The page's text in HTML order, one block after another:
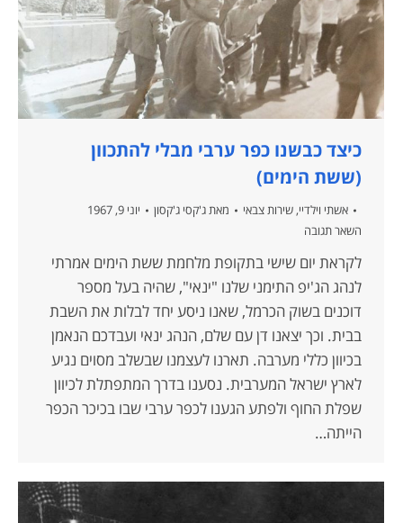
כיצד כבשנו כפר ערבי מבלי להתכוון
(ששת הימים)
אשתי וילדיי, שירות צבאי מאתג'קסי ג'קסון
יוני 9, 1967
השאר תגובה
לקראת יום שישי בתקופת מלחמת ששת הימים אמרתי
לנהג הג'יפ התימני שלנו "ינאי", שהיה בעל מספר
דוכנים בשוק הכרמל, שאנו ניסע יחד לבלות את השבת
בבית. וכך יצאנו דן עם שלם, הנהג ינאי ועבדכם הנאמן
בכיוון כללי מערבה. תארנו לעצמנו שבשלב מסוים נגיע
לארץ ישראל המערבית. נסענו בדרך המתפתלת לכיוון
שפלת החוף ולפתע הגענו לכפר ערבי שבו בכיכר הכפר
הייתה…